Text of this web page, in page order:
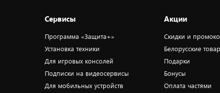
Сервисы
Программа «Защита+»
Установка техники
Для игровых консолей
Подписки на видеосервисы
Для мобильных устройств
Акции
Скидки и
Белорусские
Подарки
Бонусы
Оплата частями